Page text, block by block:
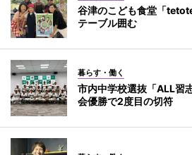
谷津のこども食堂「
テーブル囲む
暮らす・働く
市内中学校選抜「ALL
会優勝で2度目の切符